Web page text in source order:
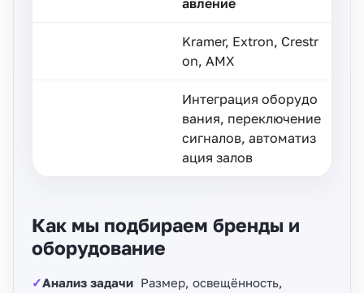
авление
Kramer, Extron, Crestr
on, AMX
Интеграция оборудо
вания, переключение
сигналов, автоматиз
ация залов
Как мы подбираем бренды и
оборудование
Анализ задачи Размер, освещённость,